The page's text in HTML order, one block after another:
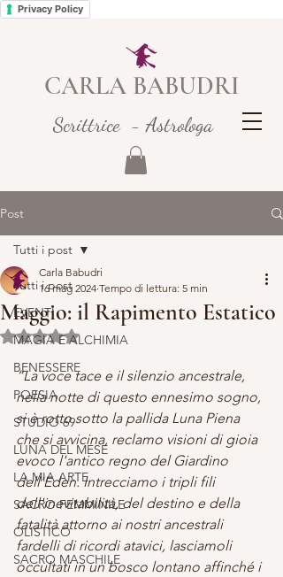
Privacy Policy
CARLA BABUDRI
Scrittrice - Astrologa
Post
Tutti i post
EVENTI
MAGIA E ALCHIMIA
BENESSERE
POESIA
STUDIO 69
LUNA DEL MESE
LA MIA ARTE
SACRO FEMMINILE
OLISTICO
SACRO MASCHILE
Tutti i post
Maggio: il Rapimento Estatico
Carla Babudri
16 mag 2024 Tempo di lettura: 5 min
Valutazione NaN stelle su 5.
“La voce tace e il silenzio ancestrale,
nella notte di questo ennesimo sogno,
si è rotto sotto la pallida Luna Piena
che si avvicina, reclamo visioni di gioia
evoco l'antico regno del Giardino
dell'Eden. Intrecciamo i tripli fili
dell'inevitabilità, del destino e della
fatalità attorno ai nostri ancestrali
fardelli di ricordi atavici, lasciamoli
occultati in un bosco lontano affinché i